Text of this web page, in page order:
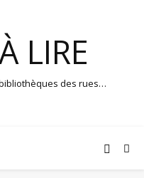
LIRE
des rues…